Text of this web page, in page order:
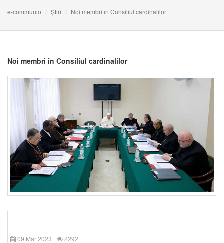
e-communio Știri Noi membri în Consiliul cardinalilor
Noi membri în Consiliul cardinalilor
09 Mar 2023 2292